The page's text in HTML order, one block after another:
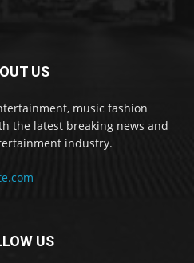
US
music fashion
the latest breaking news and
industry.
US